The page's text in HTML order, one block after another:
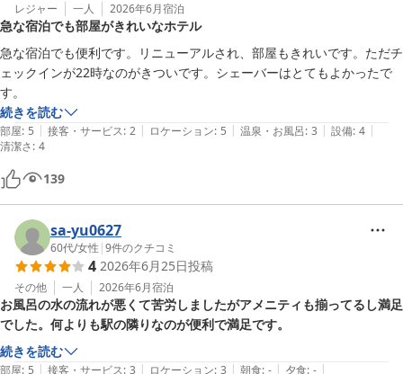
レジャー 一人 2026年6月宿泊
急な宿泊でも部屋がきれいなホテル
急な宿泊でも便利です。リニューアルされ、部屋もきれいです。ただチ
ェックインが22時なのがきついです。シェーバーはとてもよかったで
す。
続きを読む
部屋: 5 | 接客・サービス: 2 | ロケーション: 5 | 温泉・お風呂: 3 | 設備: 4 |
清潔さ: 4
139
sa-yu0627
60代/女性 |9件のクチコミ
4 2026年6月25日投稿
その他 一人 2026年6月宿泊
お風呂の水の流れが悪くて苦労しましたがアメニティも揃ってるし満足
でした。何よりも駅の隣りなのが便利で満足です。
続きを読む
部屋: 5 | 接客・サービス: 3 | ロケーション: 3 | 朝食: - | 夕食: - |